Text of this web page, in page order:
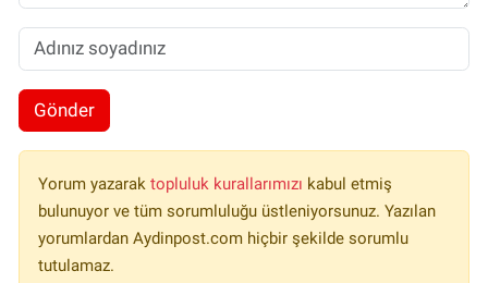
Gönder
Yorum yazarak topluluk kurallarımızı kabul etmiş
bulunuyor ve tüm sorumluluğu üstleniyorsunuz. Yazılan
yorumlardan Aydinpost.com hiçbir şekilde sorumlu
tutulamaz.